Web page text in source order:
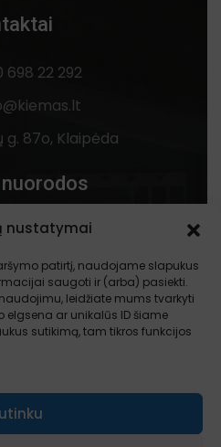
nustatymai
patirtį, naudojame slapukus
saugoti ir (arba) pasiekti.
leidžiate mums tvarkyti
elgsena ar unikalūs ID šiame
sutikimą, tam tikros funkcijos
698 22 292
g. 87o, Klaipėda
mus
politika